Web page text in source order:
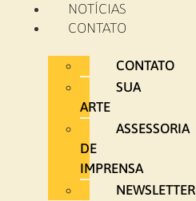
NOTÍCIAS
CONTATO
CONTATO
SUA
ARTE
ASSESSORIA
DE
IMPRENSA
NEWSLETTER